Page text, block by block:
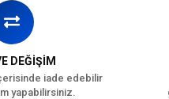
DEĞİŞİM
iade edebilir
yapabilirsiniz.